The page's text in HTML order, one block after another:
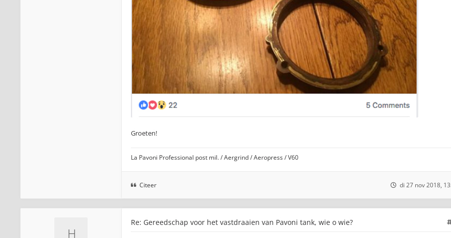
Groeten!
La Pavoni Professional post mil. / Aergrind / Aeropress / V60
Citeer di 27 nov 2018,
Re: Gereedschap voor het vastdraaien van Pavoni tank, wie o wie?